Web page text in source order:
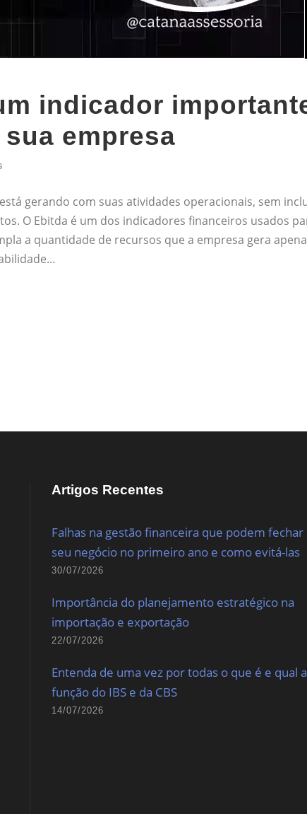
indicador
empresa
gerando com suas atividades operacionais, sem
O Ebitda é um dos indicadores financeiros usados
a quantidade de recursos que a empresa gera
Artigos Recentes
Falhas na gestão financeira que podem fechar
seu negócio no primeiro ano e como evitá-las
30/07/2026
Importância do planejamento estratégico na
importação e exportação
22/07/2026
Entenda de uma vez por todas o que é e qual a
função do IBS e da CBS
14/07/2026